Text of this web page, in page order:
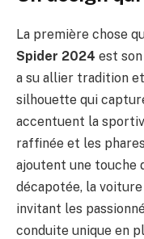
La première chose
Spider 2024 est
a su allier tradition
silhouette qui
accentuent la
raffinée et les
ajoutent une touche
décapotée, la
invitant les
conduite unique en